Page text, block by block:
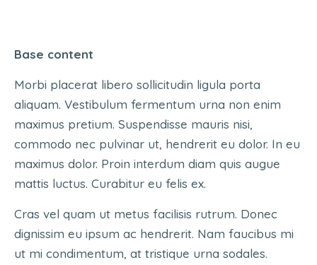
Base content
Morbi placerat libero sollicitudin ligula porta
aliquam. Vestibulum fermentum urna non enim
maximus pretium. Suspendisse mauris nisi,
commodo nec pulvinar ut, hendrerit eu dolor. In eu
maximus dolor. Proin interdum diam quis augue
mattis luctus. Curabitur eu felis ex.
Cras vel quam ut metus facilisis rutrum. Donec
dignissim eu ipsum ac hendrerit. Nam faucibus mi
ut mi condimentum, at tristique urna sodales.